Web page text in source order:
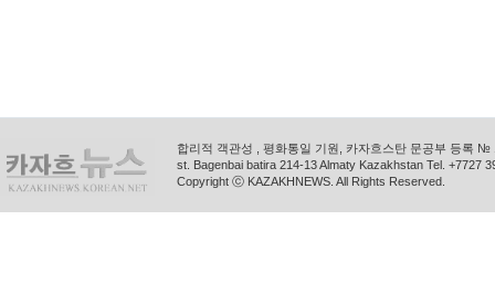
합리적 객관성 , 평화통일 기원, 카자흐스탄 문공부 등록
st. Bagenbai batira 214-13 Almaty Kazakhstan Tel. +7727
Copyright ⓒ KAZAKHNEWS. All Rights Reserved.